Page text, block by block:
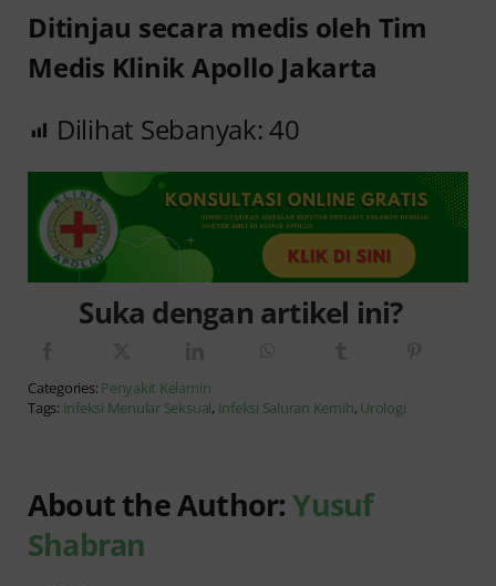
Ditinjau secara medis oleh Tim
Medis Klinik Apollo Jakarta
Dilihat Sebanyak:40
Suka dengan artikel ini?
Categories: Penyakit Kelamin
Tags: Infeksi Menular Seksual, Infeksi Saluran Kemih, Urologi
About the Author:Yusuf
Shabran